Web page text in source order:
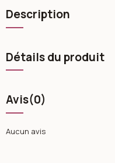
Description
Détails du produit
Avis(0)
Aucun avis